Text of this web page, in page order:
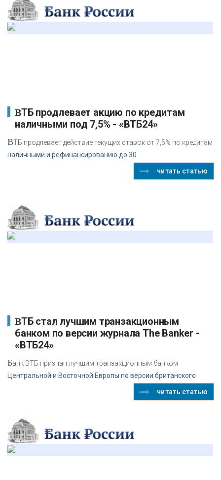
ВТБ продлевает акцию по кредитам
наличными под 7,5% - «ВТБ24»
ВТБ продлевает действие текущих ставок от 7,5% по кредитам
наличными и рефинансированию до 30
читать статью
ВТБ стал лучшим транзакционным
банком по версии журнала The Banker -
«ВТБ24»
Банк ВТБ признан лучшим транзакционным банком
Центральной и Восточной Европы по версии британского
читать статью